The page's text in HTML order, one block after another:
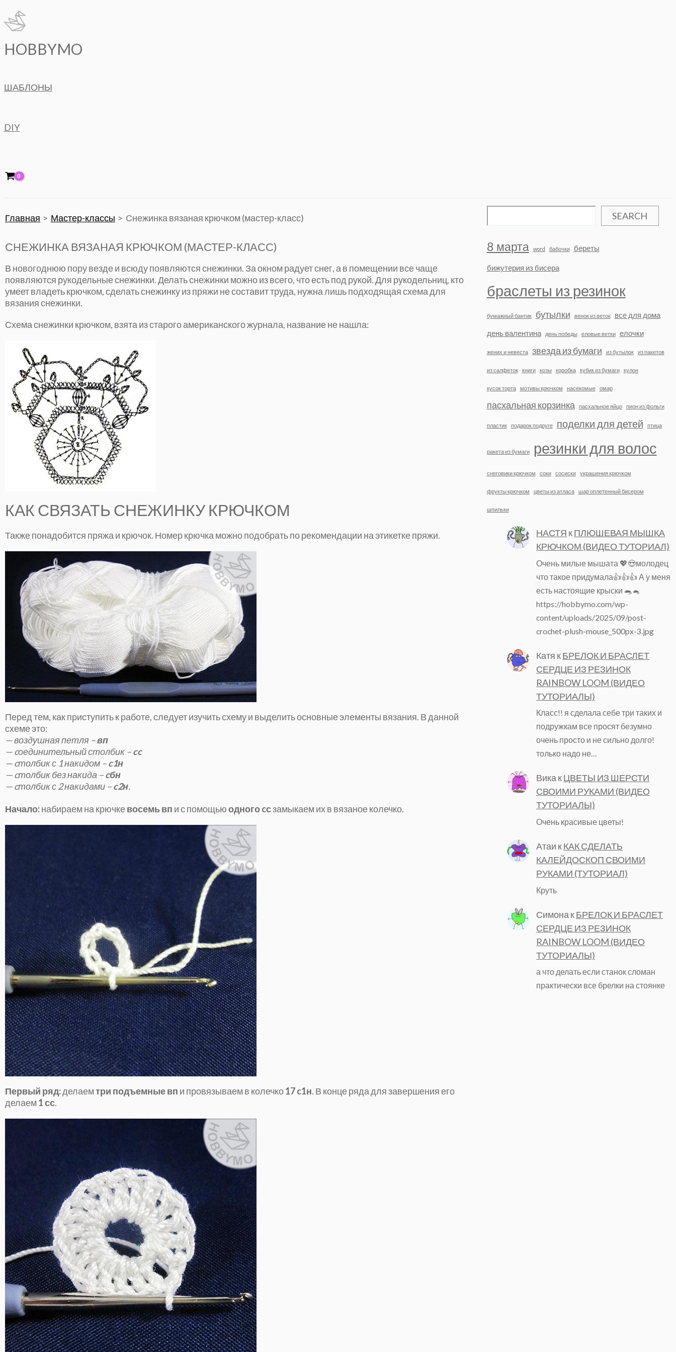
Перейти
к
содержимому
HOBBYMO
ШАБЛОНЫ
DIY
Главная Мастер-классы Снежинка вязаная крючком (мастер-класс)
СНЕЖИНКА ВЯЗАНАЯ КРЮЧКОМ (МАСТЕР-КЛАСС)
В новогоднюю пору везде и всюду появляются снежинки. За окном радует снег, а в помещении все чаще
появляются рукодельные снежинки. Делать снежинки можно из всего, что есть под рукой. Для рукодельниц, кто
умеет владеть крючком, сделать снежинку из пряжи не составит труда, нужна лишь подходящая схема для
вязания снежинки.
Схема снежинки крючком, взята из старого американского журнала, название не нашла:
КАК СВЯЗАТЬ СНЕЖИНКУ КРЮЧКОМ
Также понадобится пряжа и крючок. Номер крючка можно подобрать по рекомендации на этикетке пряжи.
Перед тем, как приступить к работе, следует изучить схему и выделить основные элементы вязания. В данной
схеме это:
— воздушная петля –вп
— cоединительный столбик –cc
— cтолбик с 1 накидом –c1н
— cтолбик без накида –cбн
— cтолбик с 2 накидами –c2н.
Начало:набираем на крючкевосемь вп и с помощьюодного cсзамыкаем их в вязаное колечко.
Первый ряд:делаемтри подъемные вп и провязываем в колечко17 c1н. В конце ряда для завершения его
делаем 1 сс.
SEARCH
8 марта word бабочки береты
бижутерия из бисера
браслеты из резинок
бумажный бантик бутылки венок из веток
все для дома
день валентина
день победы еловые ветки елочки
жених и невеста звезда из бумаги из бутылок из пакетов
из салфеток книги козы коробка кубик из бумаги кулон
кусок торта мотивы крючком насекомые омар
пасхальная корзинка пасхальное яйцо пион из фольги
пластик подарок подруге поделки для детей птица
ракета из бумаги резинки для волос
снеговики крючком соки сосиски украшения крючком
фрукты крючком цветы из атласа шар оплетенный бисером
шпильки
НАСТЯ кПЛЮШЕВАЯ МЫШКА
КРЮЧКОМ (ВИДЕО ТУТОРИАЛ)
Очень милые мышата 💖😍молодец
что такое придумала👍👍👍 А у меня
есть настоящие крыски 🐀🐁
https://hobbymo.com/wp-
content/uploads/2025/09/post-
crochet-plush-mouse_500px-3.jpg
Катя кБРЕЛОК И БРАСЛЕТ
СЕРДЦЕ ИЗ РЕЗИНОК
RAINBOW LOOM (ВИДЕО
ТУТОРИАЛЫ)
Класс!! я сделала себе три таких и
подружкам все просят безумно
очень просто и не сильно долго!
только надо не…
ВикакЦВЕТЫ ИЗ ШЕРСТИ
СВОИМИ РУКАМИ (ВИДЕО
ТУТОРИАЛЫ)
Очень красивые цветы!
Атаи кКАК СДЕЛАТЬ
КАЛЕЙДОСКОП СВОИМИ
РУКАМИ (ТУТОРИАЛ)
Круть
Симона кБРЕЛОК И БРАСЛЕТ
СЕРДЦЕ ИЗ РЕЗИНОК
RAINBOW LOOM (ВИДЕО
ТУТОРИАЛЫ)
а что делать если станок сломан
практически все брелки на стоянке